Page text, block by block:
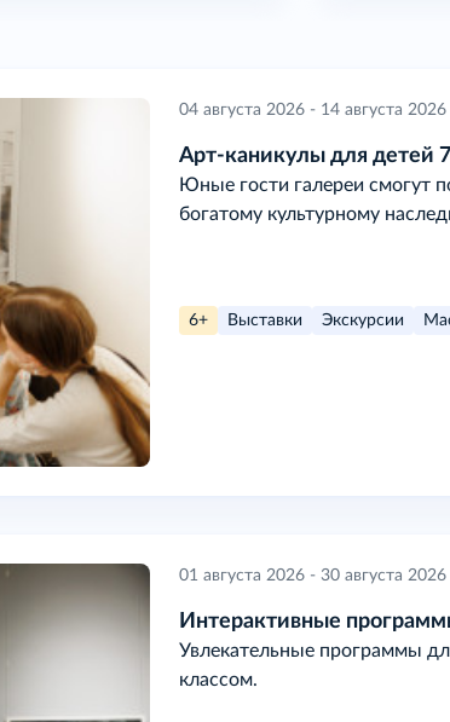
04 августа 2026 - 14 августа 2026
Арт-каникулы для детей
Юные гости галереи смогут
богатому культурному
6+ Выставки Экскурсии
01 августа 2026 - 30 августа 2026
Интерактивные
Увлекательные программы
классом.